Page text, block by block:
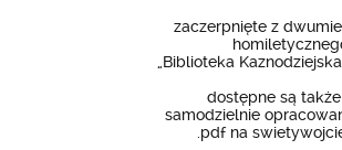
zaczerpnięte z
„Biblioteka
dostępne są
samodzielnie
.pdf na